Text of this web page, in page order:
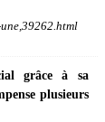
grâce à sa
plusieurs